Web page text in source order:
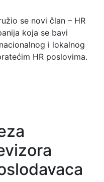
se novi član – HR
koja se bavi
i lokalnog
HR poslovima.